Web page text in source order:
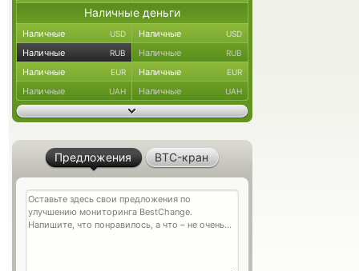
Наличные деньги
Наличные USD Наличные USD
Наличные RUB Наличные RUB
Наличные EUR Наличные EUR
Наличные UAH Наличные UAH
Предложения BTC-кран